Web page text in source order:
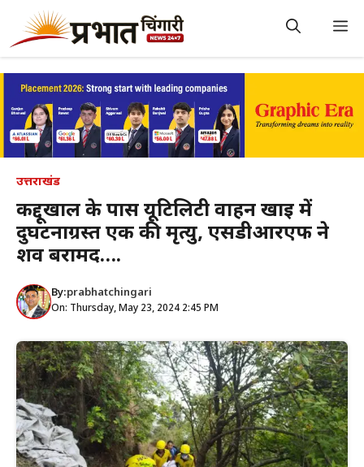
content
उत्तराखंड
कद्दूखाल के पास यूटिलिटी वाहन खाई में
दुर्घटनाग्रस्त एक की मृत्यु, एसडीआरएफ ने
शव बरामद….
By:prabhatchingari
On: Thursday, May 23, 2024 2:45 PM